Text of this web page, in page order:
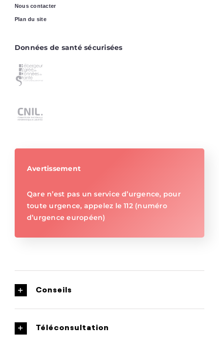
Nous contacter
Plan du site
Données de santé sécurisées
Avertissement
Qare n’est pas un service d’urgence, pour
toute urgence, appelez le 112 (numéro
d’urgence européen)
Conseils
Téléconsultation